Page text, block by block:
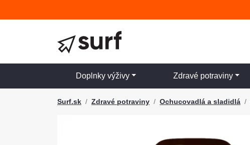
Doplnky výživy Zdravé potraviny
Surf.sk Zdravé potraviny Ochucovadlá a sladidlá